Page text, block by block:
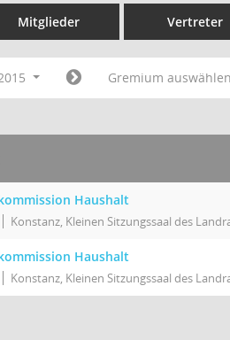
Mitglieder Vertreter
Gremium auswählen
Haushalt
Konstanz, Kleinen Sitzungssaal des
Haushalt
Konstanz, Kleinen Sitzungssaal des